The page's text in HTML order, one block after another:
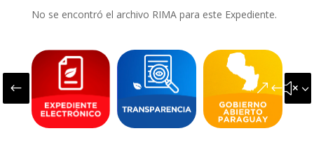
No se encontró el archivo RIMA para este Expediente.
#